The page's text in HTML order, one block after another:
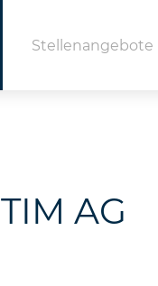
Stellenangebote
AG